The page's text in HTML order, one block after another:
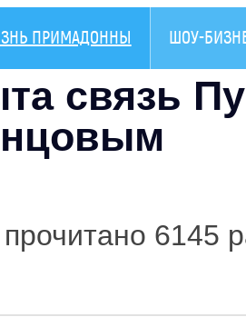
ПРИМАДОННЫ ШОУ-
связь
прочитано 6145